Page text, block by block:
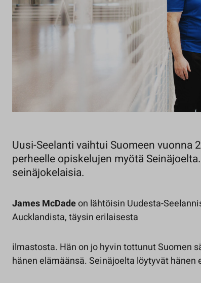
Uusi-Seelanti vaihtui Suomeen vuonna
perheelle opiskelujen myötä
seinäjokelaisia.
James McDadeon lähtöisin Uudesta-
Aucklandista, täysin erilaisesta
ilmastosta. Hän on jo hyvin tottunut Suomen
hänen elämäänsä. Seinäjoelta löytyvät